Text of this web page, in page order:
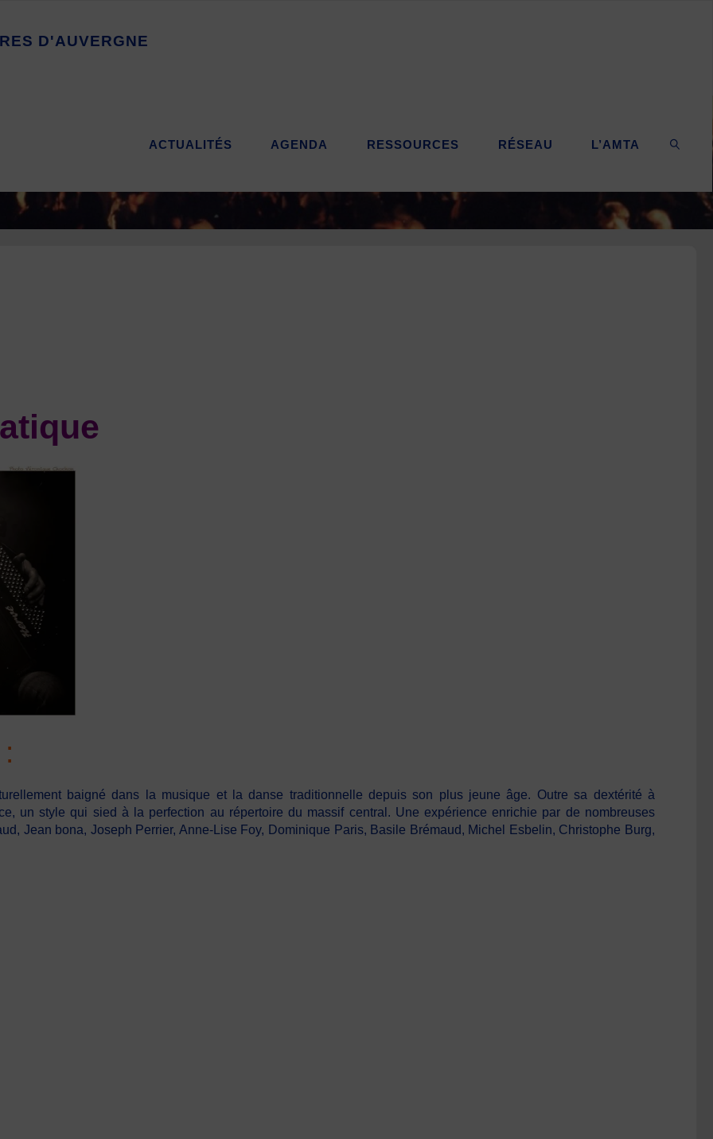
RES D'AUVERGNE
ACTUALITÉS AGENDA RESSOURCES RÉSEAU L’AMTA
:
baigné dans la musique et la danse traditionnelle depuis son plus jeune âge. Outre sa dextérité à
un style qui sied à la perfection au répertoire du massif central. Une expérience enrichie par de nombreuses
Jean bona, Joseph Perrier, Anne-Lise Foy, Dominique Paris, Basile Brémaud, Michel Esbelin, Christophe Burg,